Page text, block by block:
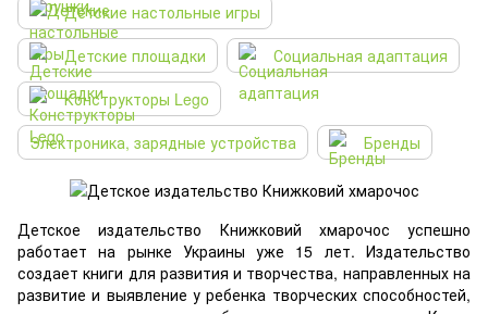
Детские настольные игры
Детские площадки
Социальная адаптация
Конструкторы Lego
Электроника, зарядные устройства
Бренды
Детское издательство Книжковий хмарочос успешно
работает на рынке Украины уже 15 лет. Издательство
создает книги для развития и творчества, направленных на
развитие и выявление у ребенка творческих способностей,